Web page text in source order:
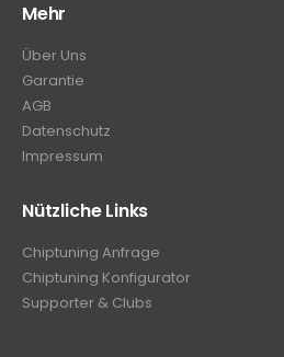
Mehr
Über Uns
Garantie
AGB
Datenschutz
Impressum
Nützliche Links
Chiptuning Anfrage
Chiptuning Konfigurator
Supporter & Clubs